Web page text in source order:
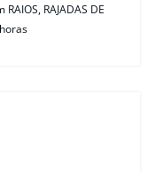
RAJADAS DE